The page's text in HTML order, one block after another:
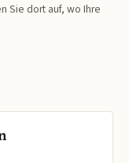
Sie dort auf, wo Ihre